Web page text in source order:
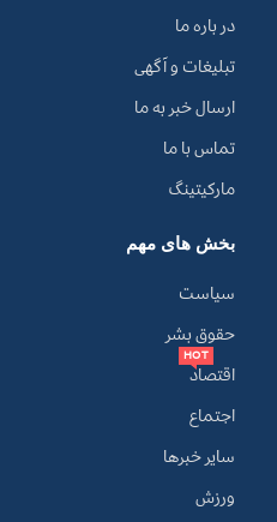
در باره ما
تبلیغات و آگهی
ارسال خبر به ما
تماس با ما
مارکیتینگ
بخش های مهم
سیاست
حقوق بشر
اقتصاد
HOT
اجتماع
سایر خبرها
ورزش